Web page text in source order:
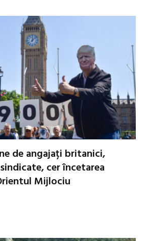
de angajați britanici,
cer încetarea
Mijlociu